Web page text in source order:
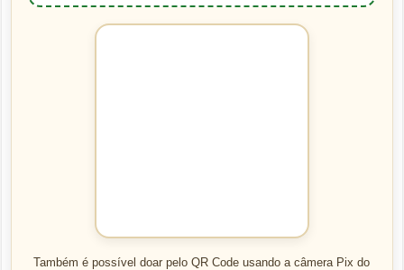
Também é possível doar pelo QR Code usando a câmera Pix do